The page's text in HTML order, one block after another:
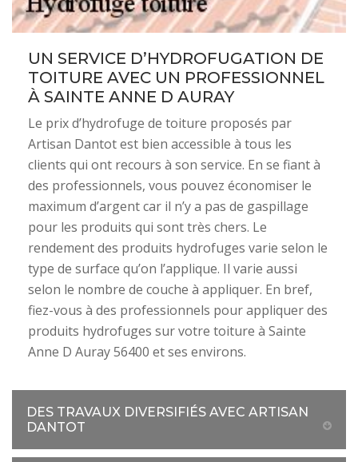
UN SERVICE D’HYDROFUGATION DE
TOITURE AVEC UN PROFESSIONNEL
À SAINTE ANNE D AURAY
Le prix d’hydrofuge de toiture proposés par
Artisan Dantot est bien accessible à tous les
clients qui ont recours à son service. En se fiant à
des professionnels, vous pouvez économiser le
maximum d’argent car il n’y a pas de gaspillage
pour les produits qui sont très chers. Le
rendement des produits hydrofuges varie selon le
type de surface qu’on l’applique. Il varie aussi
selon le nombre de couche à appliquer. En bref,
fiez-vous à des professionnels pour appliquer des
produits hydrofuges sur votre toiture à Sainte
Anne D Auray 56400 et ses environs.
DES TRAVAUX DIVERSIFIÉS AVEC ARTISAN
DANTOT